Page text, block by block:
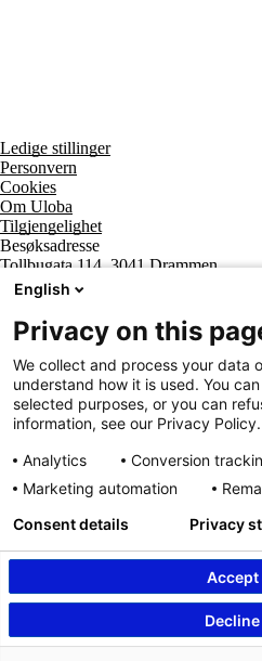
Ledige stillinger
Personvern
Cookies
Om Uloba
Tilgjengelighet
Besøksadresse
Tollbugata 114, 3041 Drammen
Postadresse
Postboks 2474 Strømsø, 3003
Supportsenter tlf
800 20 202
Sentralbord tlf
32 20 59 10
Organisasjonsnummer
963 890 095
Innhold beskyttet av © Uloba –
English
Privacy on this
We collect and process your data
understand how it is used. You
selected purposes, or you can
information, see our Privacy Policy.
Analytics
Conversion
Marketing automation
Accept
Consent details Privacy